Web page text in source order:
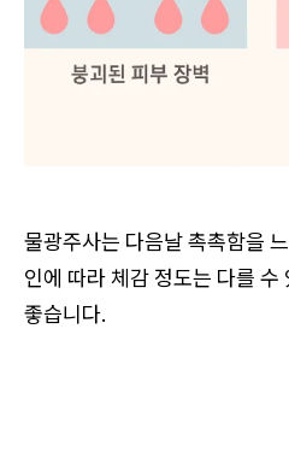
물광주사는 다음날 촉촉함을
인에 따라 체감 정도는 다를 수
좋습니다.